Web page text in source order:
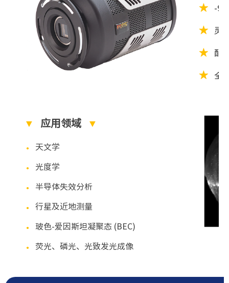
★ -
★ 灵
★ 配
★ 全
▼ 应用领域 ▼
● 天文学
● 光度学
● 半导体失效分析
● 行星及近地测量
● 玻色-爱因斯坦凝聚态 (BEC)
● 荧光、磷光、光致发光成像